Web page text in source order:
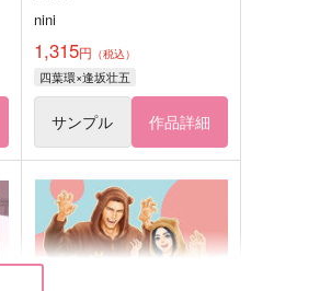
nini
1,315円 （税込）
四葉環×逢坂壮五
サンプル 作品詳細